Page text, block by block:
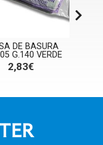
BOLSA DE BASURA
85X105 G.180 NEGRA
3,21€